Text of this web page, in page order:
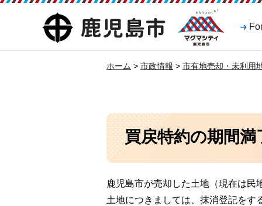
鹿児島市
マグマシティ
鹿児島市
ホーム > 市政情報 > 市有地売却・未利用
買戻特約の期間
鹿児島市が売却した土地（現在は
土地につきましては、抹消登記をす